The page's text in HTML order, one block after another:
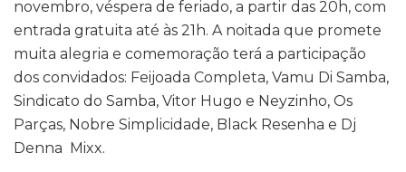
novembro, véspera de feriado, a partir das 20h, com
entrada gratuita até às 21h. A noitada que promete
muita alegria e comemoração terá a participação
dos convidados: Feijoada Completa, Vamu Di Samba,
Sindicato do Samba, Vitor Hugo e Neyzinho, Os
Parças, Nobre Simplicidade, Black Resenha e Dj
Denna Mixx.